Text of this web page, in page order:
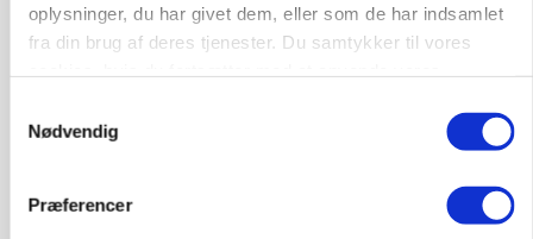
oplysninger, du har givet dem, eller som de har indsamlet
fra din brug af deres tjenester. Du samtykker til vores
Nødvendig
Præferencer
6392, Bolderslev 03. aug.
Klimastald
03. aug.